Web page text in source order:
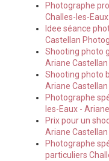
Photographe
Challes-les-
Idee séance
Castellan
Shooting photo
Ariane
Shooting photo
Ariane
Photographe
les-Eaux -
Prix pour un
Ariane
Photographe
particuliers